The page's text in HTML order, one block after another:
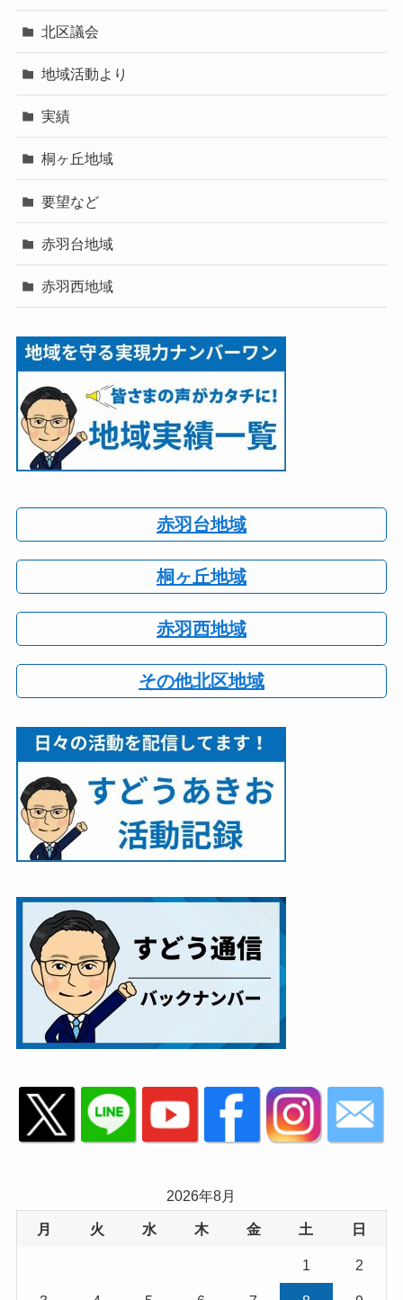
北区議会
地域活動より
実績
桐ヶ丘地域
要望など
赤羽台地域
赤羽西地域
赤羽台地域
桐ヶ丘地域
赤羽西地域
その他北区地域
2026年8月
月 火 水 木 金 土 日
1 2